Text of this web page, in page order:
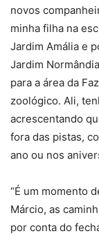
novos
minha filha na
Jardim Amália e
Jardim
para a área da
zoológico. Ali,
acrescentando
fora das pistas,
ano ou nos
“É um momento
Márcio, as
por conta do